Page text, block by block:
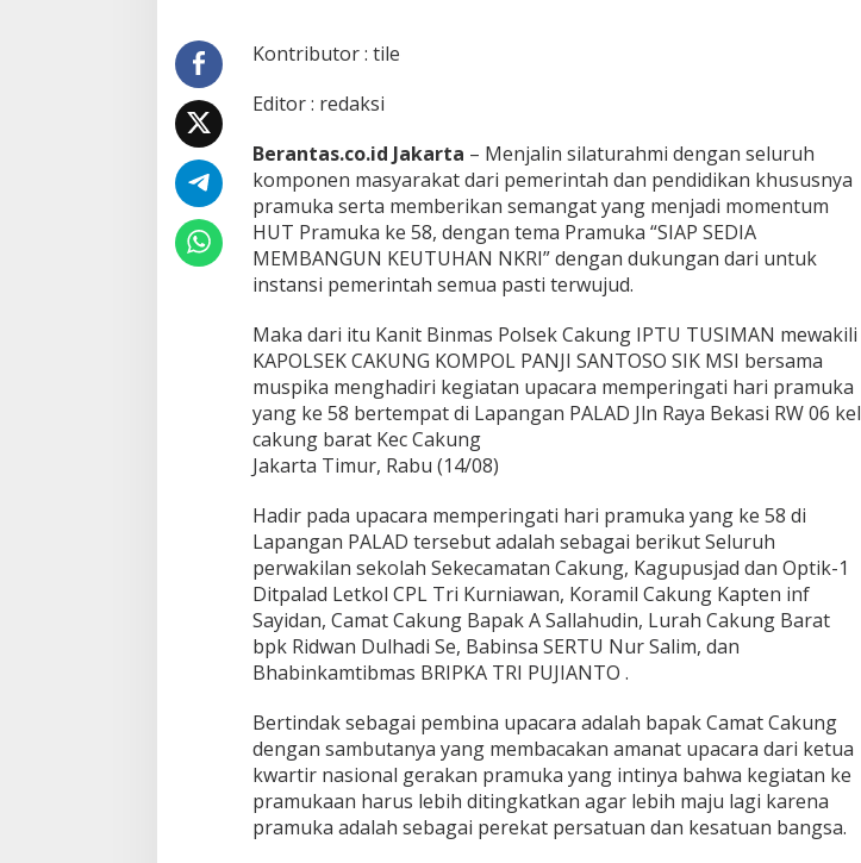
l
k
a
k
u
n
g
H
a
i
r
i
U
p
a
c
a
a
M
e
m
p
e
r
i
g
a
t
i
H
a
r
Kontributor : tile
Editor : redaksi
Berantas.co.id Jakarta – Menjalin silaturahmi dengan seluruh
komponen masyarakat dari pemerintah dan pendidikan khususnya
pramuka serta memberikan semangat yang menjadi momentum
HUT Pramuka ke 58, dengan tema Pramuka “SIAP SEDIA
MEMBANGUN KEUTUHAN NKRI” dengan dukungan dari untuk
instansi pemerintah semua pasti terwujud.
Maka dari itu Kanit Binmas Polsek Cakung IPTU TUSIMAN mewakili
KAPOLSEK CAKUNG KOMPOL PANJI SANTOSO SIK MSI bersama
muspika menghadiri kegiatan upacara memperingati hari pramuka
yang ke 58 bertempat di Lapangan PALAD Jln Raya Bekasi RW 06 kel
cakung barat Kec Cakung
Jakarta Timur, Rabu (14/08)
Hadir pada upacara memperingati hari pramuka yang ke 58 di
Lapangan PALAD tersebut adalah sebagai berikut Seluruh
perwakilan sekolah Sekecamatan Cakung, Kagupusjad dan Optik-1
Ditpalad Letkol CPL Tri Kurniawan, Koramil Cakung Kapten inf
Sayidan, Camat Cakung Bapak A Sallahudin, Lurah Cakung Barat
bpk Ridwan Dulhadi Se, Babinsa SERTU Nur Salim, dan
Bhabinkamtibmas BRIPKA TRI PUJIANTO .
Bertindak sebagai pembina upacara adalah bapak Camat Cakung
dengan sambutanya yang membacakan amanat upacara dari ketua
kwartir nasional gerakan pramuka yang intinya bahwa kegiatan ke
pramukaan harus lebih ditingkatkan agar lebih maju lagi karena
pramuka adalah sebagai perekat persatuan dan kesatuan bangsa.